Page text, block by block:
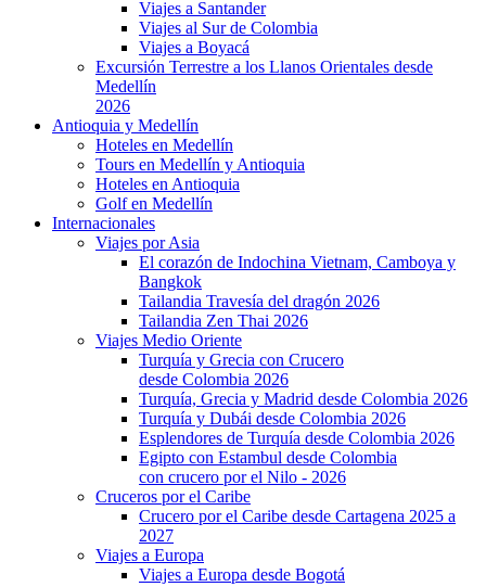
Viajes a Santander
Viajes al Sur de Colombia
Viajes a Boyacá
Excursión Terrestre a los Llanos Orientales desde
Medellín
2026
Antioquia y Medellín
Hoteles en Medellín
Tours en Medellín y Antioquia
Hoteles en Antioquia
Golf en Medellín
Internacionales
Viajes por Asia
El corazón de Indochina Vietnam, Camboya y
Bangkok
Tailandia Travesía del dragón 2026
Tailandia Zen Thai 2026
Viajes Medio Oriente
Turquía y Grecia con Crucero
desde Colombia 2026
Turquía, Grecia y Madrid desde Colombia 2026
Turquía y Dubái desde Colombia 2026
Esplendores de Turquía desde Colombia 2026
Egipto con Estambul desde Colombia
con crucero por el Nilo - 2026
Cruceros por el Caribe
Crucero por el Caribe desde Cartagena 2025 a
2027
Viajes a Europa
Viajes a Europa desde Bogotá